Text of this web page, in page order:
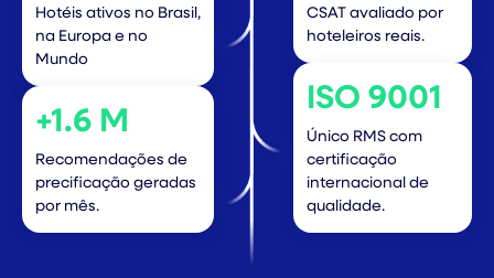
Hotéis ativos no Brasil,
na Europa e no
Mundo
+1.6 M
Recomendações de
precificação geradas
por mês.
CSAT avaliado por
hoteleiros reais.
ISO 9001
Único RMS com
certificação
internacional de
qualidade.